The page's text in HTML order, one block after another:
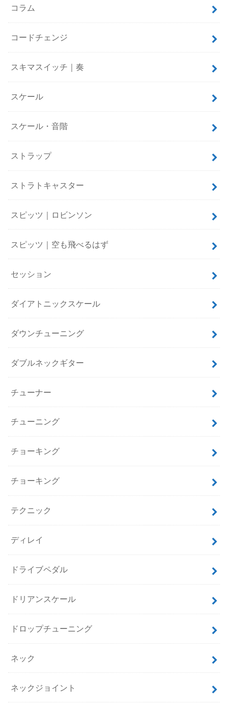
コラム
コードチェンジ
スキマスイッチ｜奏
スケール
スケール・音階
ストラップ
ストラトキャスター
スピッツ｜ロビンソン
スピッツ｜空も飛べるはず
セッション
ダイアトニックスケール
ダウンチューニング
ダブルネックギター
チューナー
チューニング
チョーキング
チョーキング
テクニック
ディレイ
ドライブペダル
ドリアンスケール
ドロップチューニング
ネック
ネックジョイント